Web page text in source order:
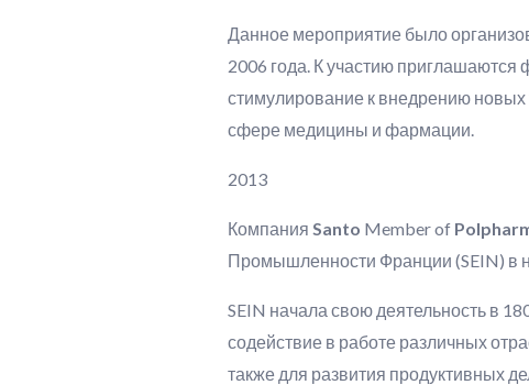
Данное мероприятие было
2006 года. К участию приглашаются
стимулирование к внедрению
сфере медицины и фармации.
2013
Компания Santo Member of
Промышленности Франции (SEIN) в
SEIN начала свою деятельность в
содействие в работе различных
также для развития продуктивных